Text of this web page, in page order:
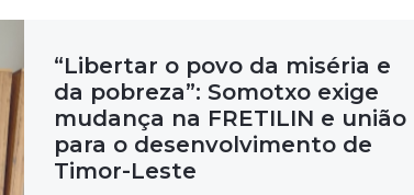
“Libertar o povo da miséria e
da pobreza”: Somotxo exige
mudança na FRETILIN e união
para o desenvolvimento de
Timor-Leste